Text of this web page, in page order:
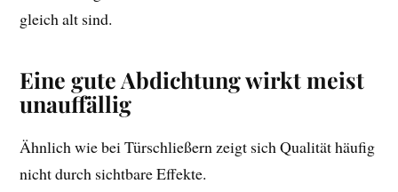
gleich alt sind.
Eine gute Abdichtung wirkt meist
unauffällig
Ähnlich wie bei Türschließern zeigt sich Qualität häufig
nicht durch sichtbare Effekte.